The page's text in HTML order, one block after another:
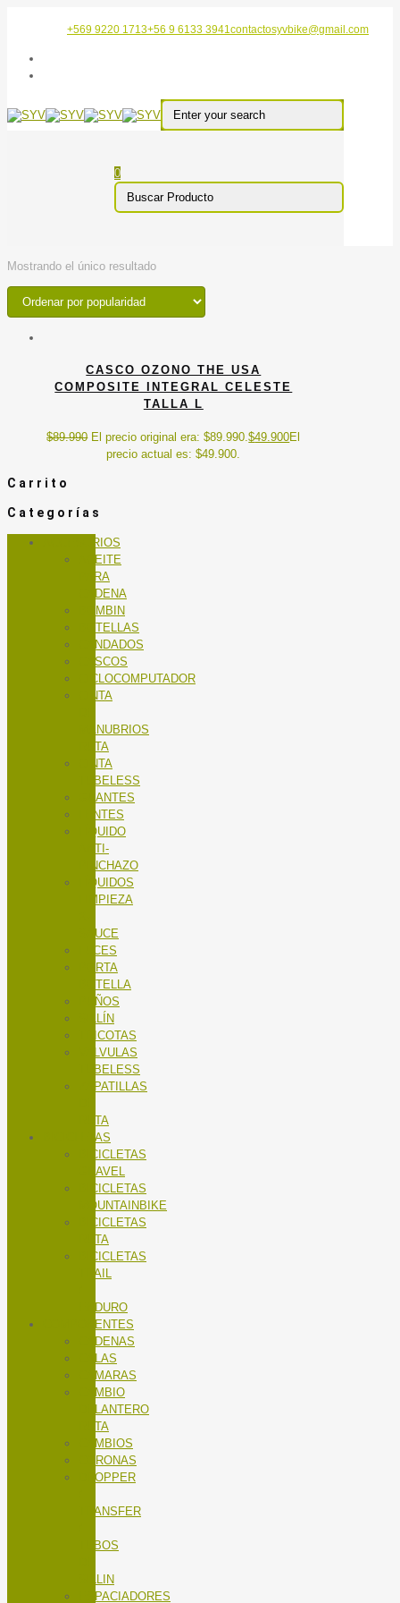
+569 9220 1713+56 9 6133 3941contactosyvbike@gmail.com
0
Mostrando el único resultado
CASCO OZONO THE USA
COMPOSITE INTEGRAL CELESTE
TALLA L
$89.990 El precio original era: $89.990.$49.900El
precio actual es: $49.900.
Carrito
Categorías
ACCESORIOS
ACEITE
PARA
CADENA
BOMBIN
BOTELLAS
CANDADOS
CASCOS
CICLOCOMPUTADOR
CINTA
MANUBRIOS
RUTA
CINTA
TUBELESS
GUANTES
LENTES
LÍQUIDO
ANTI-
PINCHAZO
LÍQUIDOS
LIMPIEZA
SAUCE
LUCES
PORTA
BOTELLA
PUÑOS
SILLÍN
TRICOTAS
VALVULAS
TUBELESS
ZAPATILLAS
RUTA
BICICLETAS
BICICLETAS
GRAVEL
BICICLETAS
MOUNTAINBIKE
BICICLETAS
RUTA
BICICLETAS
TRAIL
ENDURO
COMPONENTES
CADENAS
CALAS
CÁMARAS
CAMBIO
DELANTERO
RUTA
CAMBIOS
CORONAS
DROPPER
TRANSFER
TUBOS
SILLIN
ESPACIADORES